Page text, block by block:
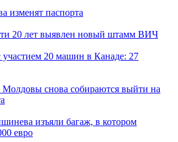
изменят паспорта
20 лет выявлен новый штамм ВИЧ
20 машин в Канаде: 27
Молдовы снова собираются выйти на
изъяли багаж, в котором
евро